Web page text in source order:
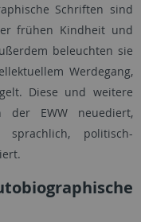
Schriften sind
frühen Kindheit und
beleuchten sie
Werdegang,
Diese und weitere
der EWW neuediert,
sprachlich, politisch-